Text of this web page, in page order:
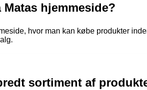
hjemmeside?
hvor man kan købe produkter
sortiment af